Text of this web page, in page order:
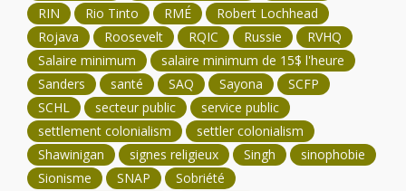
RIN
Rio Tinto RMÉ
Robert Lochhead
Rojava
Roosevelt RQIC Russie
RVHQ
Salaire minimum
salaire minimum de 15$ l'heure
Sanders
santé SAQ Sayona
SCFP
SCHL
secteur public
service public
settlement colonialism
settler colonialism
Shawinigan
signes religieux Singh
sinophobie
Sionisme
SNAP
Sobriété